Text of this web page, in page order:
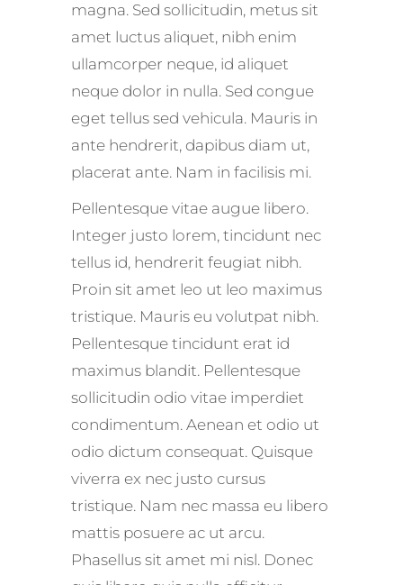
magna. Sed sollicitudin, metus sit
amet luctus aliquet, nibh enim
ullamcorper neque, id aliquet
neque dolor in nulla. Sed congue
eget tellus sed vehicula. Mauris in
ante hendrerit, dapibus diam ut,
placerat ante. Nam in facilisis mi.
Pellentesque vitae augue libero.
Integer justo lorem, tincidunt nec
tellus id, hendrerit feugiat nibh.
Proin sit amet leo ut leo maximus
tristique. Mauris eu volutpat nibh.
Pellentesque tincidunt erat id
maximus blandit. Pellentesque
sollicitudin odio vitae imperdiet
condimentum. Aenean et odio ut
odio dictum consequat. Quisque
viverra ex nec justo cursus
tristique. Nam nec massa eu libero
mattis posuere ac ut arcu.
Phasellus sit amet mi nisl. Donec